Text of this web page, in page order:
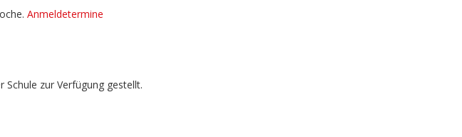
Anmeldetermine
zur Verfügung gestellt.